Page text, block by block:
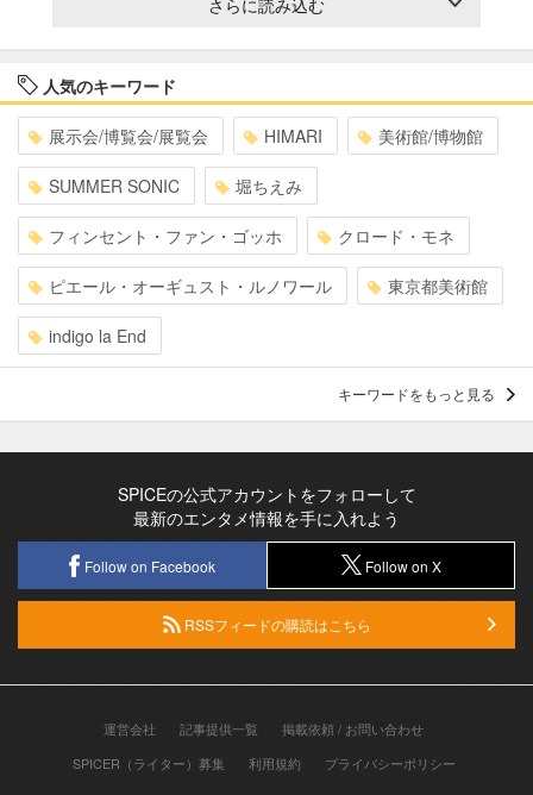
人気のキーワード
展示会/博覧会/展覧会 HIMARI 美術館/博物館
SUMMER SONIC 堀ちえみ
フィンセント・ファン・ゴッホ クロード・モネ
ピエール・オーギュスト・ルノワール 東京都美術館
indigo la End
キーワードをもっと見る
SPICEの公式アカウントをフォローして
最新のエンタメ情報を手に入れよう
Follow on Facebook Follow on X
RSSフィードの購読はこちら
運営会社 記事提供一覧
掲載依頼 / お問い合わせ
SPICER（ライター）募集
利用規約 プライバシーポリシー